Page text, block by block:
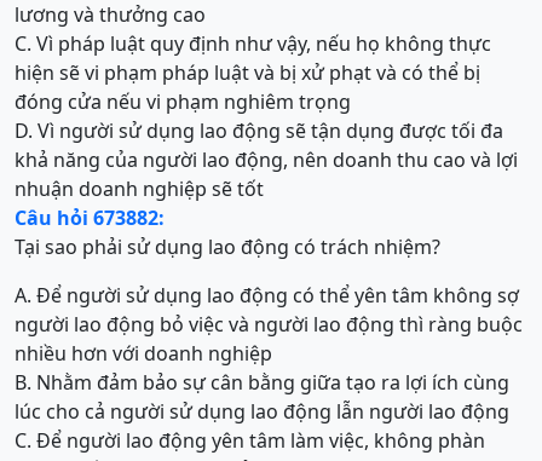
lương và thưởng cao
C. Vì pháp luật quy định như vậy, nếu họ không thực
hiện sẽ vi phạm pháp luật và bị xử phạt và có thể bị
đóng cửa nếu vi phạm nghiêm trọng
D. Vì người sử dụng lao động sẽ tận dụng được tối đa
khả năng của người lao động, nên doanh thu cao và lợi
nhuận doanh nghiệp sẽ tốt
Câu hỏi 673882:
Tại sao phải sử dụng lao động có trách nhiệm?
A. Để người sử dụng lao động có thể yên tâm không sợ
người lao động bỏ việc và người lao động thì ràng buộc
nhiều hơn với doanh nghiệp
B. Nhằm đảm bảo sự cân bằng giữa tạo ra lợi ích cùng
lúc cho cả người sử dụng lao động lẫn người lao động
C. Để người lao động yên tâm làm việc, không phàn